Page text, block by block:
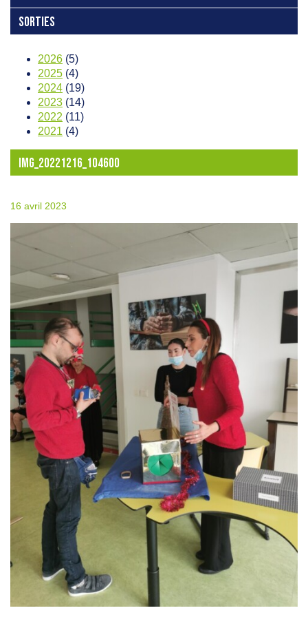
SORTIES
2026 (5)
2025 (4)
2024 (19)
2023 (14)
2022 (11)
2021 (4)
IMG_20221216_104600
16 avril 2023